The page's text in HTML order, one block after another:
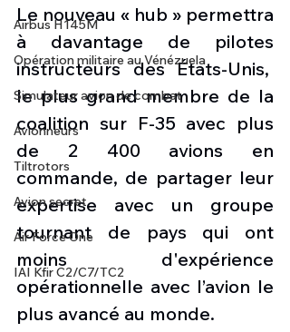
Airbus H145M
Opération militaire au Vénézuela
Simulateur avion de combat
Avionneurs
Tiltrotors
Avion secret
Air Force One
IAI Kfir C2/C7/TC2
Le nouveau « hub » permettra
à davantage de pilotes
instructeurs des États-Unis,
le plus grand membre de la
coalition sur F-35 avec plus
de 2 400 avions en
commande, de partager leur
expertise avec un groupe
tournant de pays qui ont
moins d'expérience
opérationnelle avec l’avion le
plus avancé au monde.